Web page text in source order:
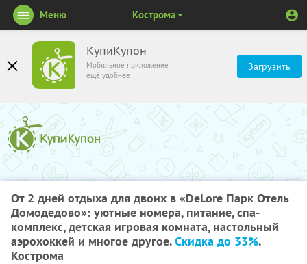
КупиКупон
Мобильное приложение
ещё удобнее
Загрузить
Меню Кострома
От 2 дней отдыха для двоих в «DeLore Парк Отель
Домодедово»: уютные номера, питание, спа-
комплекс, детская игровая комната, настольный
аэрохоккей и многое другое.Скидка до 33%.
Кострома